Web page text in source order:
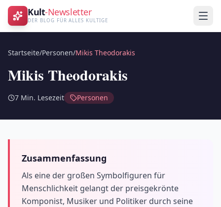
Kult-Newsletter
DER BLOG FÜR ALLES KULTIGE
Startseite/Personen/Mikis Theodorakis
Mikis Theodorakis
7 Min. Lesezeit Personen
Zusammenfassung
Als eine der großen Symbolfiguren für
Menschlichkeit gelangt der preisgekrönte
Komponist, Musiker und Politiker durch seine